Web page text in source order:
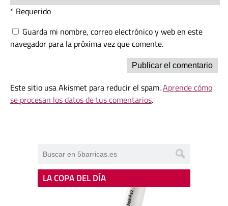
* Requerido
Guarda mi nombre, correo electrónico y web en este
navegador para la próxima vez que comente.
Este sitio usa Akismet para reducir el spam.Aprende cómo
se procesan los datos de tus comentarios.
LA COPA DEL DÍA